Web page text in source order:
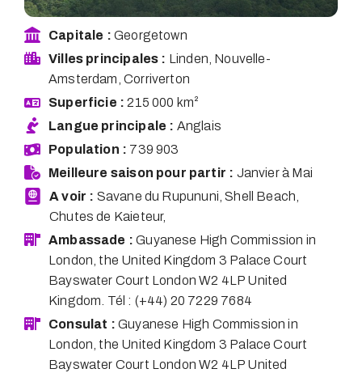
Capitale : Georgetown
Villes principales : Linden, Nouvelle-
Amsterdam, Corriverton
Superficie : 215 000 km²
Langue principale : Anglais
Population : 739 903
Meilleure saison pour partir : Janvier à Mai
A voir : Savane du Rupununi, Shell Beach,
Chutes de Kaieteur,
Ambassade :Guyanese High Commission in
London, the United Kingdom 3 Palace Court
Bayswater Court London W2 4LP United
Kingdom. Tél : (+44) 20 7229 7684
Consulat : Guyanese High Commission in
London, the United Kingdom 3 Palace Court
Bayswater Court London W2 4LP United